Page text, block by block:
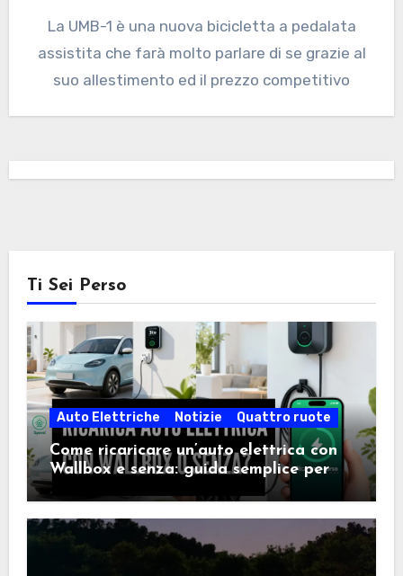
La UMB-1 è una nuova bicicletta a pedalata
assistita che farà molto parlare di se grazie al
suo allestimento ed il prezzo competitivo
Ti Sei Perso
Auto Elettriche Notizie Quattro ruote
Come ricaricare un’auto elettrica con
Wallbox e senza: guida semplice per
scegliere la soluzione giusta